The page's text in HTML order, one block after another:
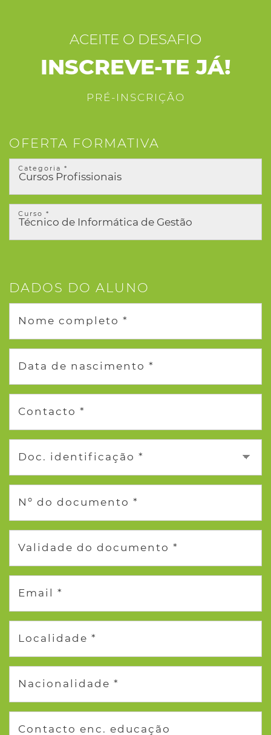
ACEITE O DESAFIO
INSCREVE-TE JÁ!
PRÉ-INSCRIÇÃO
OFERTA FORMATIVA
Categoria *
Curso *
DADOS DO ALUNO
Nome completo *
Data de nascimento *
Contacto *
Doc. identificação *
Nº do documento *
Validade do documento *
Email *
Localidade *
Nacionalidade *
Contacto enc. educação